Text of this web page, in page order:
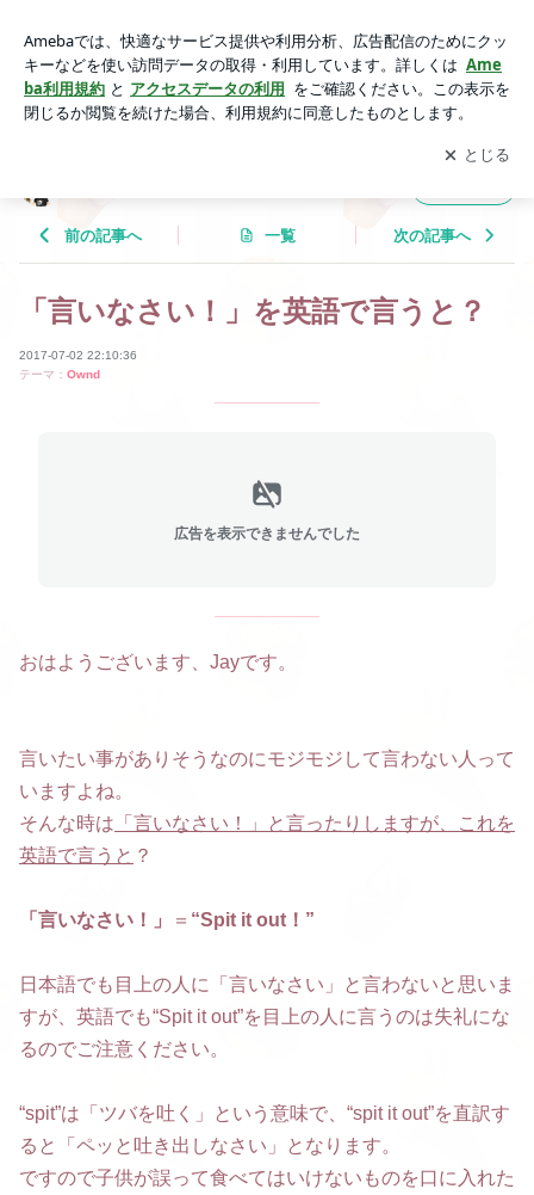
アプリをダウンロードして ブログの更新通知
を受け取りまし
ょう。
開く
前の記事へ 一覧 次の記事へ
「言いなさい！」を英語で言うと？
2017-07-02 22:10:36
テーマ： Ownd
広告を表示できませんでした
おはようございます、Jayです。
言いたい事がありそうなのにモジモジして言わない人って
いますよね。
そんな時は 「言いなさい！」と言ったりしますが、これを
英語で言うと ？
「言いなさい！」 ＝ “Spit it out！”
日本語でも目上の人に「言いなさい」と言わないと思いま
すが、英語でも“Spit it out”を目上の人に言うのは失礼にな
るのでご注意ください。
“spit”は「ツバを吐く」という意味で、“spit it out”を直訳す
ると「ペッと吐き出しなさい」となります。
ですので子供が誤って食べてはいけないものを口に入れた